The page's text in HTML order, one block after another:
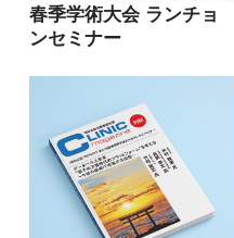
春季学術大会 ランチョ
ンセミナー